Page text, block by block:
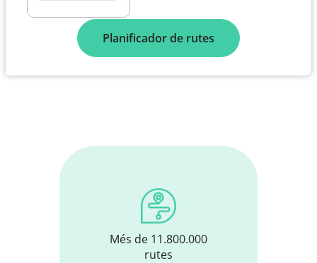
Planificador de rutes
Més de 11.800.000
rutes